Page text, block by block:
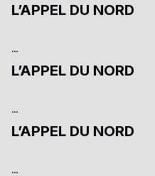
L’APPEL DU NORD
…
L’APPEL DU NORD
…
L’APPEL DU NORD
…